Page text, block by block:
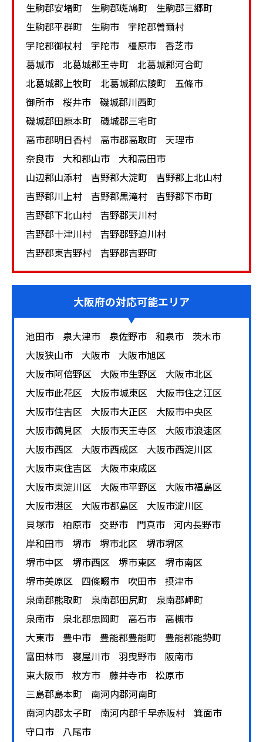
シャネル製品は一定の耐久性を持ちますが、長く使って
いると傷や汚れは自然と増えていきます。表面に大きな
傷・汚れがない場合でも、内側や内部に一定の傷や汚れ
が出るケースもあります。こうした傷・汚れがあると、
査定はマイナスとなってしまします。
査定のマイナスを補うためには、シャネル製品のみのみ
ならず他のブランド品とのまとめて査定がおすすめで
す。特に財布、鞄や服飾品であればハイブランドのもの
は買取価格が期待できます。シャネルをはじめとしたハ
イブランド製品は流行やトレンドの影響も大きく、季節
ごとに新作が発売されることも少なくありません。古く
なったシャネル製品の中には買取価格が落ちるものもあ
るため、お手元に使っていないものがある場合は、現時
点での査定額を確認しておきましょう。
生駒郡安堵町 生駒郡斑鳩町
生駒郡三郷町
生駒郡平群町
生駒市
宇陀郡曽爾村
宇陀郡御杖村
宇陀市 橿原市
香芝市
葛城市
北葛城郡王寺町
北葛城郡河合町
北葛城郡上牧町
北葛城郡広陵町
五條市
御所市
桜井市
磯城郡川西町
磯城郡田原本町
磯城郡三宅町
高市郡明日香村
高市郡高取町
天理市
奈良市
大和郡山市
大和高田市
山辺郡山添村
吉野郡大淀町
吉野郡上北山村
吉野郡川上村
吉野郡黒滝村
吉野郡下市町
吉野郡下北山村
吉野郡天川村
吉野郡十津川村
吉野郡野迫川村
吉野郡東吉野村
吉野郡吉野町
大阪府の対応可能エリア
池田市 泉大津市 泉佐野市 和泉市
茨木市
大阪狭山市
大阪市
大阪市旭区
大阪市阿倍野区
大阪市生野区
大阪市北区
大阪市此花区
大阪市城東区
大阪市住之江区
大阪市住吉区
大阪市大正区
大阪市中央区
大阪市鶴見区
大阪市天王寺区
大阪市浪速区
大阪市西区
大阪市西成区
大阪市西淀川区
大阪市東住吉区
大阪市東成区
大阪市東淀川区
大阪市平野区
大阪市福島区
大阪市港区
大阪市都島区
大阪市淀川区
貝塚市
柏原市 交野市 門真市
河内長野市
岸和田市
堺市 堺市北区
堺市堺区
堺市中区
堺市西区 堺市東区
堺市南区
堺市美原区
四條畷市 吹田市
摂津市
泉南郡熊取町
泉南郡田尻町
泉南郡岬町
泉南市
泉北郡忠岡町 高石市
高槻市
大東市
豊中市 豊能郡豊能町
豊能郡能勢町
富田林市
寝屋川市 羽曳野市
阪南市
東大阪市
枚方市 藤井寺市
松原市
三島郡島本町
南河内郡河南町
南河内郡太子町
南河内郡千早赤阪村
箕面市
守口市
八尾市